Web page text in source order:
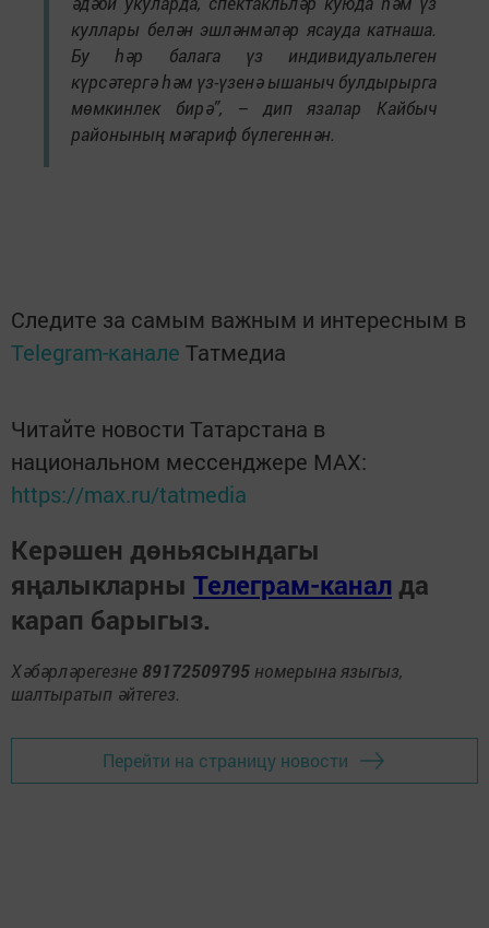
куллары белән эшләнмәләр ясауда катнаша.
Бу һәр балага үз индивидуальлеген
күрсәтергә һәм үз-үзенә ышаныч булдырырга
мөмкинлек бирә”, – дип язалар Кайбыч
районының мәгариф бүлегеннән.
Следите за самым важным и интересным в
Telegram-канале Татмедиа
Читайте новости Татарстана в
национальном мессенджере MАХ:
https://max.ru/tatmedia
Керәшен дөньясындагы
яңалыкларны Телеграм-канал да
карап барыгыз.
Хәбәрләрегезне 89172509795 номерына языгыз,
шалтыратып әйтегез.
Перейти на страницу новости